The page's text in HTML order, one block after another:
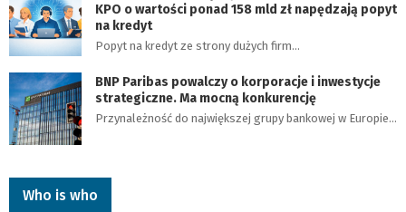
KPO o wartości ponad 158 mld zł napędzają popyt
na kredyt
Popyt na kredyt ze strony dużych firm…
BNP Paribas powalczy o korporacje i inwestycje
strategiczne. Ma mocną konkurencję
Przynależność do największej grupy bankowej w Europie…
Who is who